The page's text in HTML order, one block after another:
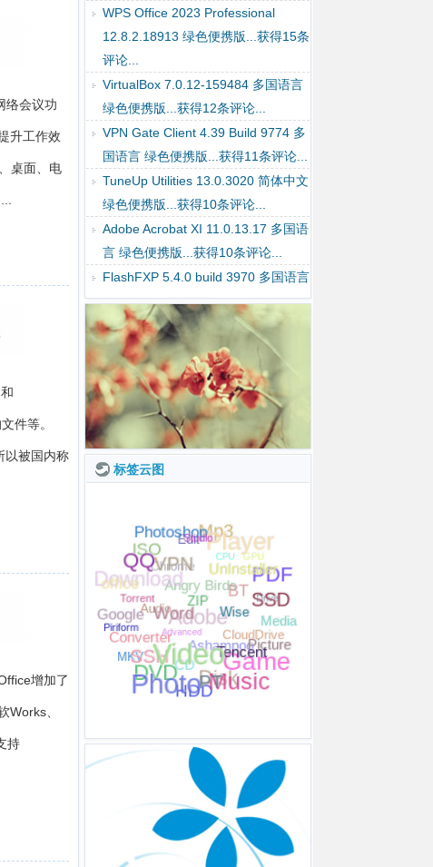
络会议功
升工作效
桌面、电
件等。
以被国内称
增加了
Works、
持
绿色便携版...获得16条评论...
WPS Office 2023 Professional
12.8.2.18913 绿色便携版...获得15条
评论...
VirtualBox 7.0.12-159484 多国语言
绿色便携版...获得12条评论...
VPN Gate Client 4.39 Build 9774 多
国语言 绿色便携版...获得11条评论...
TuneUp Utilities 13.0.3020 简体中文
绿色便携版...获得10条评论...
Adobe Acrobat XI 11.0.13.17 多国语
言 绿色便携版...获得10条评论...
FlashFXP 5.4.0 build 3970 多国语言
绿色便携版...获得9条评论...
WinRAR 7.01 简体中文 绿色便携
版...获得7条评论...
Google Chrome 119.0.6045.106 多
国语言 绿色便携版...获得7条评论...
标签云图
Adobe
Advanced
Angry Birds
Ashampoo
Audio
BT
CD
Chrome
CloudDrive
Converter
CPU
Disk
Download
Drive
DVD
Edit
Game
Google
GPU
HDD
ISO
Media
MKV
Mp3
Music
office PDF
Photo
Photoshop
Picture
Piriform
Player
PT
QQ
SSD
SSH
Studio
Tencent
Torrent
UnInstaller
Video
VPN
Wise
Word
ZIP